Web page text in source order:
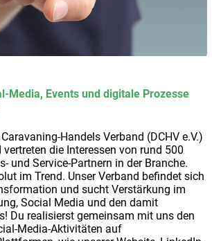
Media, Events und digitale Prozesse
Handels Verband (DCHV e.V.)
die Interessen von rund 500
und Service-Partnern in der Branche.
im Trend. Unser Verband befindet sich
und sucht Verstärkung im
Social Media und den damit
Du realisierst gemeinsam mit uns den
Media-Aktivitäten auf